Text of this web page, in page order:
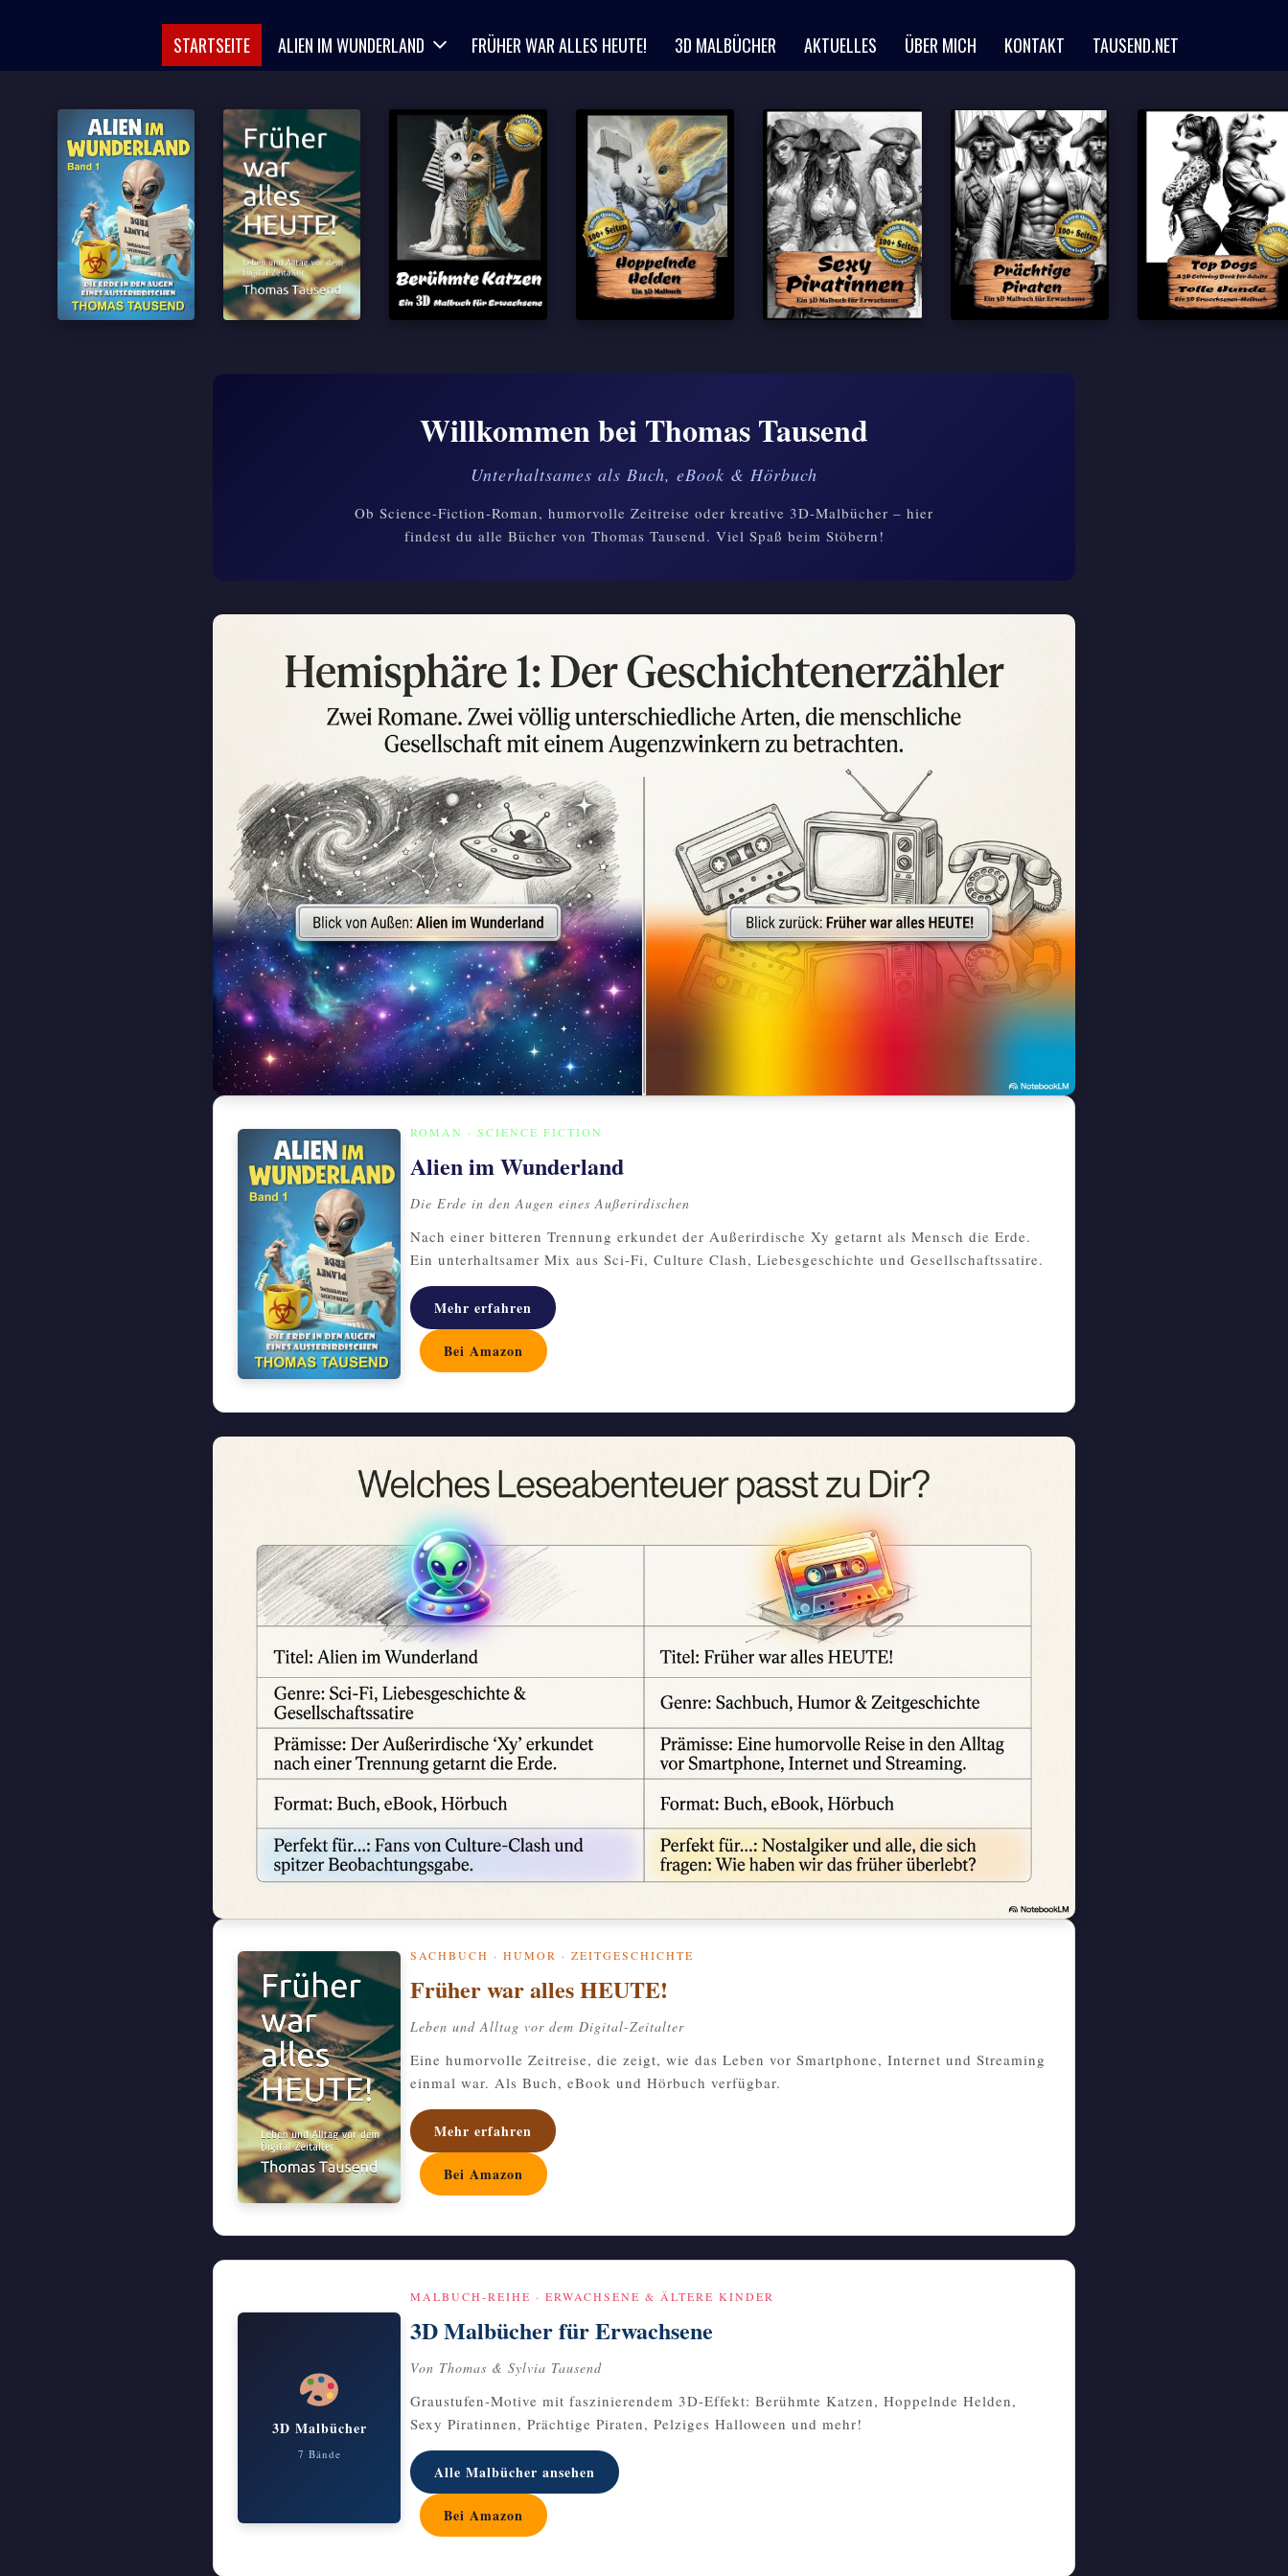
STARTSEITE ALIEN IM WUNDERLAND FRÜHER WAR ALLES HEUTE! 3D MALBÜCHER AKTUELLES ÜBER MICH KONTAKT TAUSEND.NET
Willkommen bei Thomas Tausend
Unterhaltsames als Buch, eBook & Hörbuch
Ob Science-Fiction-Roman, humorvolle Zeitreise oder kreative 3D-Malbücher – hier
findest du alle Bücher von Thomas Tausend. Viel Spaß beim Stöbern!
ROMAN · SCIENCE FICTION
Alien im Wunderland
Die Erde in den Augen eines Außerirdischen
Nach einer bitteren Trennung erkundet der Außerirdische Xy getarnt als Mensch die Erde.
Ein unterhaltsamer Mix aus Sci-Fi, Culture Clash, Liebesgeschichte und Gesellschaftssatire.
Mehr erfahren
Bei Amazon
SACHBUCH · HUMOR · ZEITGESCHICHTE
Früher war alles HEUTE!
Leben und Alltag vor dem Digital-Zeitalter
Eine humorvolle Zeitreise, die zeigt, wie das Leben vor Smartphone, Internet und Streaming
einmal war. Als Buch, eBook und Hörbuch verfügbar.
Mehr erfahren
Bei Amazon
3D Malbücher
7 Bände
MALBUCH-REIHE · ERWACHSENE & ÄLTERE KINDER
3D Malbücher für Erwachsene
Von Thomas & Sylvia Tausend
Graustufen-Motive mit faszinierendem 3D-Effekt: Berühmte Katzen, Hoppelnde Helden,
Sexy Piratinnen, Prächtige Piraten, Pelziges Halloween und mehr!
Alle Malbücher ansehen
Bei Amazon